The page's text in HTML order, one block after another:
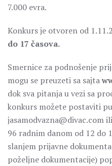
7.000 evra.
Konkurs je otvoren od
do 17 časova.
Smernice za podnošenje
mogu se preuzeti sa sajta
dok sva pitanja u vezi sa
konkurs možete postaviti
jasamodvazna@divac.com
96 radnim danom od 12 do
slanjem prijavne
poželjne dokumentacije)